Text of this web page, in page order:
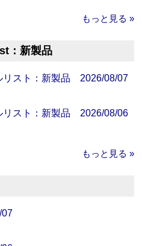
もっと見る »
：新製品
リスト：新製品 2026/08/07
リスト：新製品 2026/08/06
もっと見る »